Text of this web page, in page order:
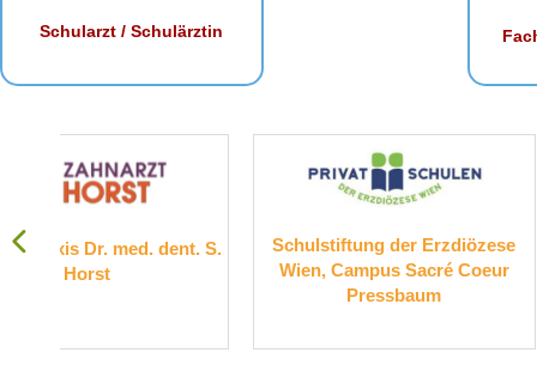
Schularzt / Schulärztin
S.
Schulstiftung der Erzdiözese
Wien, Campus Sacré Coeur
Suchthilfe